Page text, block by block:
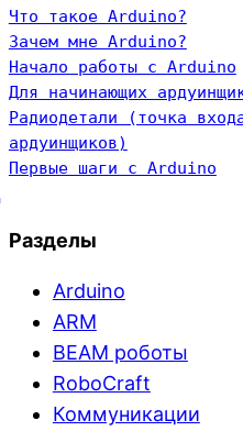
Что такое Arduino?
Зачем мне Arduino?
Начало работы с Arduino
Для начинающих
Радиодетали (точка
ардуинщиков)
Первые шаги с Arduino
Разделы
Arduino
ARM
BEAM роботы
RoboCraft
Коммуникации